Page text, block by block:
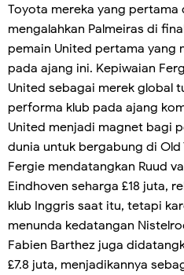
Toyota mereka yang pertama
mengalahkan Palmeiras di
pemain United pertama yang
pada ajang ini. Kepiwaian
United sebagai merek global
performa klub pada ajang
United menjadi magnet bagi
dunia untuk bergabung di
Fergie mendatangkan Ruud
Eindhoven seharga £18 juta,
klub Inggris saat itu, tetapi
menunda kedatangan
Fabien Barthez juga
£7.8 juta, menjadikannya